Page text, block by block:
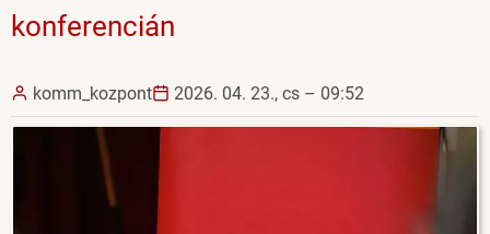
konferencián
komm_kozpont 2026. 04. 23., cs – 09:52